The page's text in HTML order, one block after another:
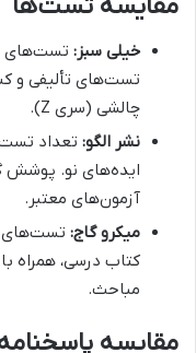
مقایسه تست‌ها
خیلی سبز: تست‌های
تست‌های تألیفی و
چالشی (سری Z).
نشر الگو: تعداد
ایده‌های نو. پوشش
آزمون‌های معتبر.
میکرو گاج: تست‌های
کتاب درسی، همراه
مباحث.
مقایسه